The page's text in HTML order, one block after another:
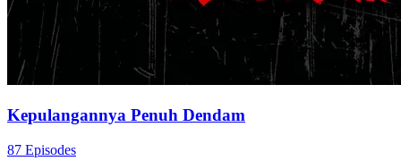
Kakak-Kakakku Bos Besar
80 Episodes
Yuna tertukar saat lahir dan dia menjadi putri Keluarga Smith selama
dirinya tertukar. Sejak saat itu, Yuna diperlakukan dengan kasar di